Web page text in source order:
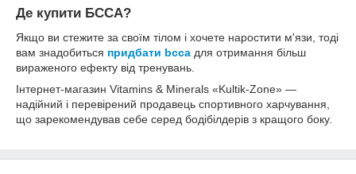
Де купити БССА?
Якщо ви стежите за своїм тілом і хочете наростити м'язи, тоді
вам знадобиться придбати bcca для отримання більш
вираженого ефекту від тренувань.
Інтернет-магазин Vitamins & Minerals «Kultik-Zone» —
надійний і перевірений продавець спортивного харчування,
що зарекомендував себе серед бодібілдерів з кращого боку.